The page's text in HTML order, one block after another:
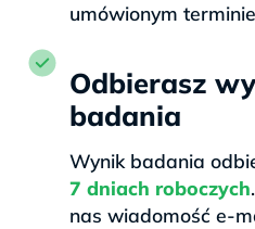
umówionym
Odbierasz
badania
Wynik badania
7 dniach roboczych
nas wiadomość e-